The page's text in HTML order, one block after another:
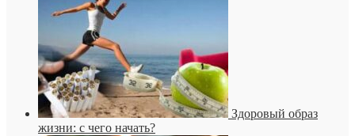
Здоровый образ
жизни: с чего начать?